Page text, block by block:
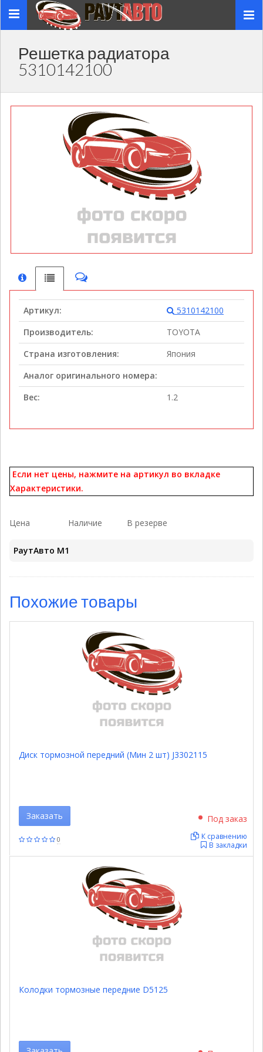
Toggle
navigation
Решетка радиатора
5310142100
Артикул:
5310142100
Производитель:
TOYOTA
Страна изготовления:
Япония
Аналог оригинального номера:
Вес:
1.2
Если нет цены, нажмите на артикул во вкладке
Характеристики.
Цена Наличие В резерве
РаутАвто M1
Похожие товары
Диск тормозной передний (Мин 2 шт) J3302115
0
Под заказ
В закладки
К сравнению
Заказать
Колодки тормозные передние D5125